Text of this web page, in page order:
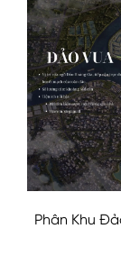
Phân Khu